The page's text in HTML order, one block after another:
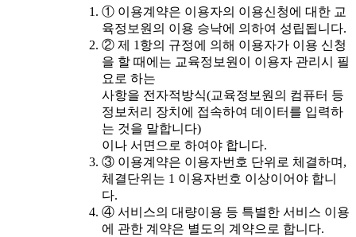
① 이용계약은 이용자의 이용신청에 대한 교
육정보원의 이용 승낙에 의하여 성립됩니다.
② 제 1항의 규정에 의해 이용자가 이용 신청
을 할 때에는 교육정보원이 이용자 관리시 필
요로 하는
사항을 전자적방식(교육정보원의 컴퓨터 등
정보처리 장치에 접속하여 데이터를 입력하
는 것을 말합니다)
이나 서면으로 하여야 합니다.
③ 이용계약은 이용자번호 단위로 체결하며,
체결단위는 1 이용자번호 이상이어야 합니
다.
④ 서비스의 대량이용 등 특별한 서비스 이용
에 관한 계약은 별도의 계약으로 합니다.